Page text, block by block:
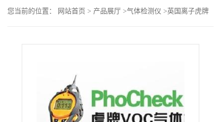
公
您当前的位置： 网站首页 > 产品展厅 >气体检测仪 >英国离子虎牌